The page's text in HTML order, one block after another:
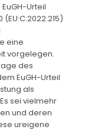
Urteil
eine
vorgelegen.
des
EuGH-Urteil
als
sei vielmehr
und deren
ureigene